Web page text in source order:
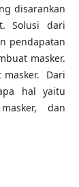
disarankan
Solusi dari
pendapatan
masker.
masker. Dari
hal yaitu
dan